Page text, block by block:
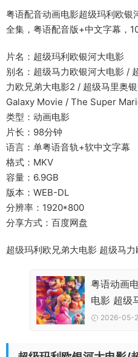
粤语配音动画电影超级玛利欧
全集，粤语配音版+中文字幕，
片名：超级玛利欧银河大电影
别名：超级马力欧银河大电影 /
力欧兄弟大电影2 / 超级马里奥
Galaxy Movie / The Super
类型：动画电影
片长：98分钟
语言：单粤语音轨+软中文字幕
格式：MKV
容量：6.9GB
版本：WEB-DL
分辨率：1920*800
分享方式：百度网盘
超级玛利欧兄弟大电影 超级马力
粤语动画
电影 超级
版 2026-05-